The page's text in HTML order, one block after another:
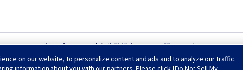
Biologics社、ブラジル国家衛生監督庁よりGMP認証を取得
on our website, to personalize content and ads and to analyze our traffic.
information about you with our partners. Please click [Do Not Sell My